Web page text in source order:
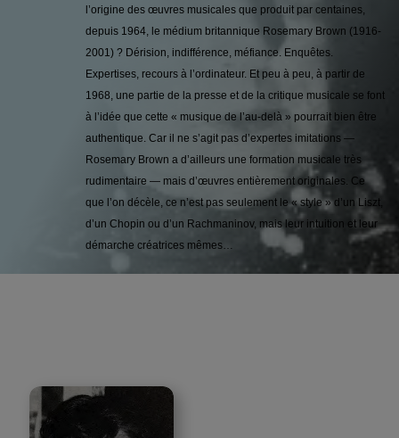
l’origine des œuvres musicales que produit par centaines,
depuis 1964, le médium britannique Rosemary Brown (1916-
2001) ? Dérision, indifférence, méfiance. Enquêtes.
Expertises, recours à l’ordinateur. Et peu à peu, à partir de
1968, une partie de la presse et de la critique musicale se font
à l’idée que cette « musique de l’au-delà » pourrait bien être
authentique. Car il ne s’agit pas d’expertes imitations —
Rosemary Brown a d’ailleurs une formation musicale très
rudimentaire — mais d’œuvres entièrement originales. Ce
que l’on décèle, ce n’est pas seulement le « style » d’un Liszt,
d’un Chopin ou d’un Rachmaninov, mais leur intuition et leur
démarche créatrices mêmes…